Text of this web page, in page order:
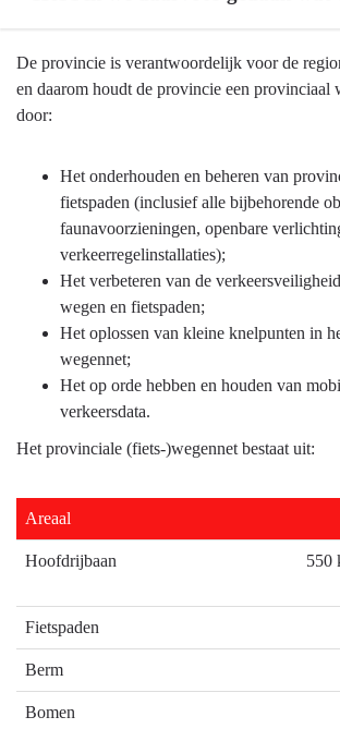
Terug
naar
navigatie
Onderhoud
De provincie is verantwoordelijk voor de
en daarom houdt de provincie een provinciaal
door:
Het onderhouden en beheren van
fietspaden (inclusief alle bijbehorende
faunavoorzieningen, openbare
verkeerregelinstallaties);
Het verbeteren van de
wegen en fietspaden;
Het oplossen van kleine knelpunten in
wegennet;
Het op orde hebben en houden van
verkeersdata.
Het provinciale (fiets-)wegennet bestaat uit:
Areaal
Hoofdrijbaan
550
Fietspaden
Berm
Bomen